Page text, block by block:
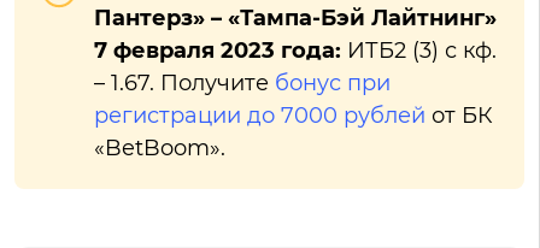
Пантерз» – «Тампа-Бэй Лайтнинг»
7 февраля 2023 года: ИТБ2 (3) с кф.
– 1.67. Получите бонус при
регистрации до 7000 рублей от БК
«BetBoom».